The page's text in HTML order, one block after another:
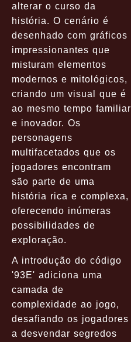
alterar o curso da
história. O cenário é
desenhado com gráficos
impressionantes que
misturam elementos
modernos e mitológicos,
criando um visual que é
ao mesmo tempo familiar
e inovador. Os
personagens
multifacetados que os
jogadores encontram
são parte de uma
história rica e complexa,
oferecendo inúmeras
possibilidades de
exploração.
A introdução do código
'93E' adiciona uma
camada de
complexidade ao jogo,
desafiando os jogadores
a desvendar segredos